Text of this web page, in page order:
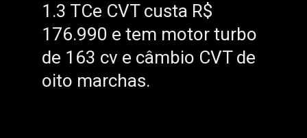
1.3 TCe CVT custa R$
176.990 e tem motor turbo
de 163 cv e câmbio CVT de
oito marchas.
1.3 TCe CVT custa R$
176.990 e tem motor turbo
de 163 cv e câmbio CVT de
oito marchas.